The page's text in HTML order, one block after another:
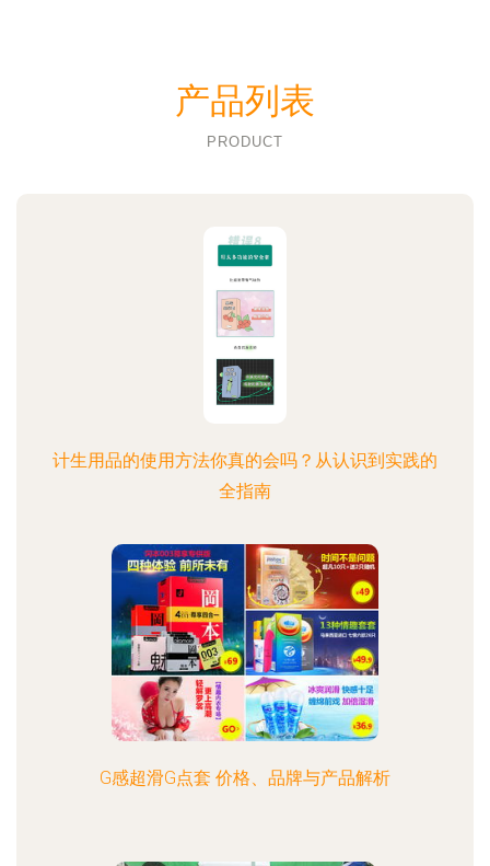
产品列表
PRODUCT
计生用品的使用方法你真的会吗？从认识到实践的
全指南
G感超滑G点套 价格、品牌与产品解析